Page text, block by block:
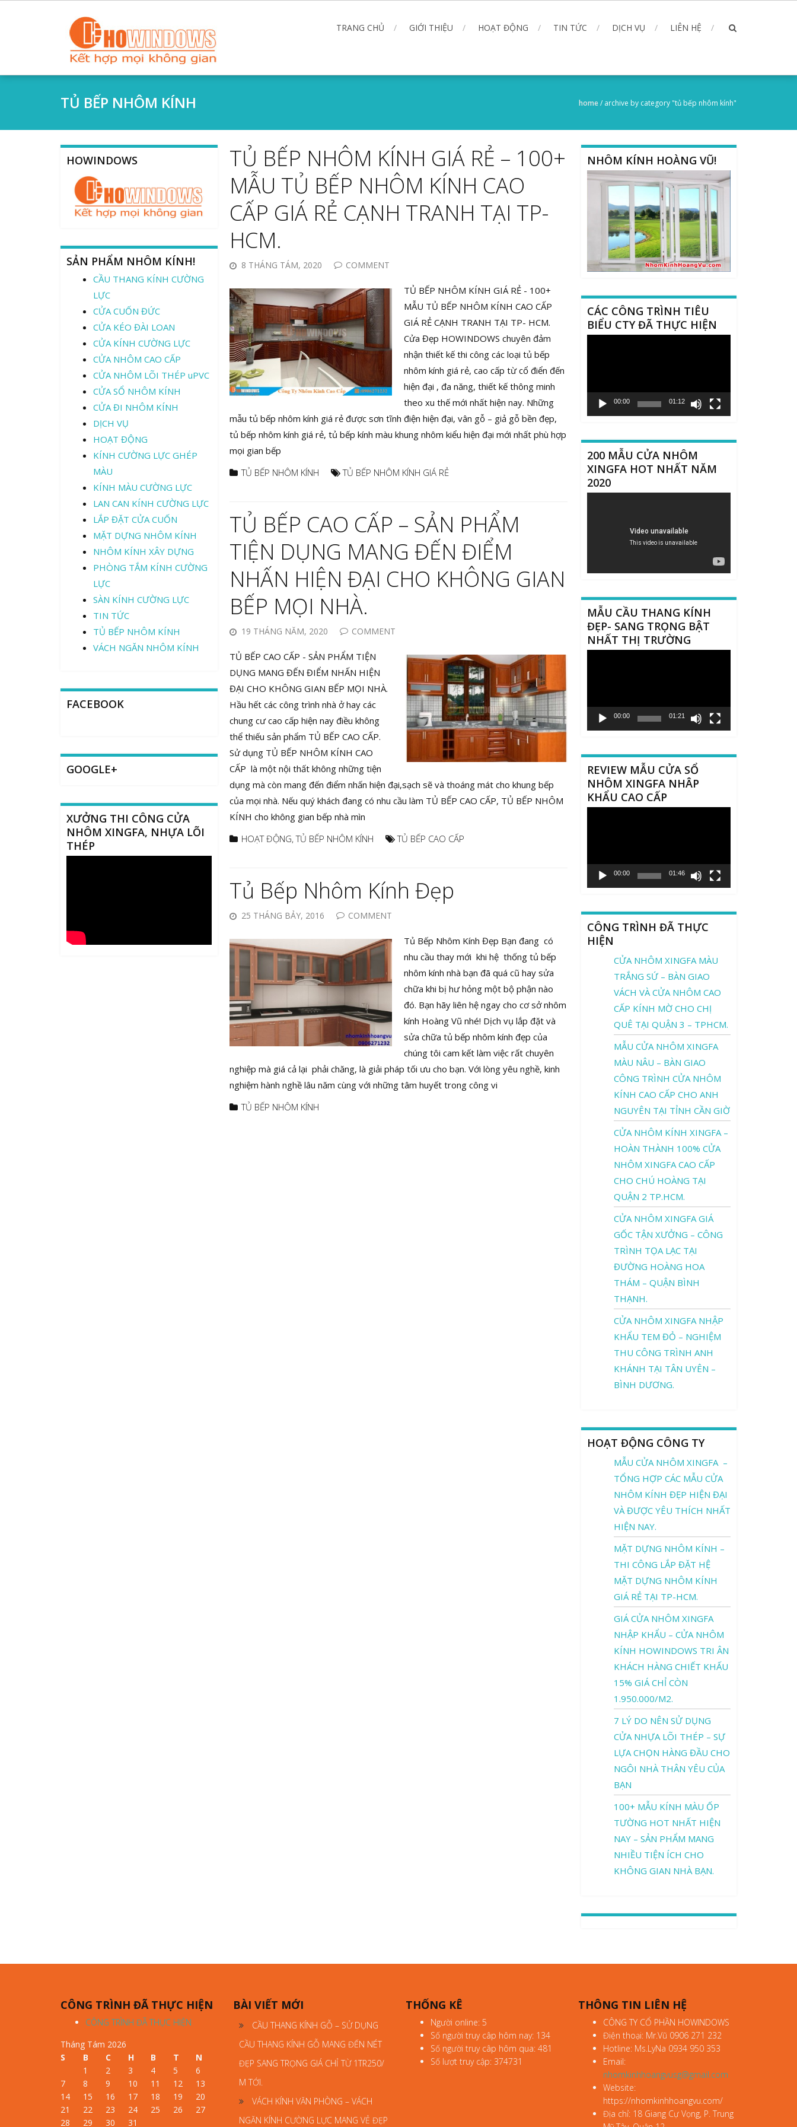
TRANG CHỦ GIỚI THIỆU HOẠT ĐỘNG TIN TỨC DỊCH VỤ LIÊN HỆ
TỦ BẾP NHÔM KÍNH home/ archive by category "tủ bếp nhôm kính"
TỦ BẾP NHÔM KÍNH GIÁ RẺ – 100+
MẪU TỦ BẾP NHÔM KÍNH CAO
CẤP GIÁ RẺ CẠNH TRANH TẠI TP-
HCM.
8 THÁNG TÁM, 2020 COMMENT
TỦ BẾP NHÔM KÍNH GIÁ RẺ - 100+
MẪU TỦ BẾP NHÔM KÍNH CAO CẤP
GIÁ RẺ CẠNH TRANH TẠI TP- HCM.
Cửa Đẹp HOWINDOWS chuyên đảm
nhận thiết kế thi công các loại tủ bếp
nhôm kính giá rẻ, cao cấp từ cổ điển đến
hiện đại , đa năng, thiết kế thông minh
theo xu thế mới nhất hiện nay. Những
mẫu tủ bếp nhôm kính giá rẻ được sơn tĩnh điện hiện đại, vân gỗ – giả gỗ bền đẹp,
tủ bếp nhôm kính giá rẻ, tủ bếp kính màu khung nhôm kiểu hiện đại mới nhất phù hợp
mọi gian bếp
TỦ BẾP NHÔM KÍNH
TỦ BẾP NHÔM KÍNH GIÁ RẺ
TỦ BẾP CAO CẤP – SẢN PHẨM
TIỆN DỤNG MANG ĐẾN ĐIỂM
NHẤN HIỆN ĐẠI CHO KHÔNG GIAN
BẾP MỌI NHÀ.
19 THÁNG NĂM, 2020 COMMENT
TỦ BẾP CAO CẤP - SẢN PHẨM TIỆN
DỤNG MANG ĐẾN ĐIỂM NHẤN HIỆN
ĐẠI CHO KHÔNG GIAN BẾP MỌI NHÀ.
Hầu hết các công trình nhà ở hay các
chung cư cao cấp hiện nay điều không
thể thiếu sản phẩm TỦ BẾP CAO CẤP.
Sử dụng TỦ BẾP NHÔM KÍNH CAO
CẤP là một nội thất không những tiện
dụng mà còn mang đến điểm nhấn hiện đại,sạch sẽ và thoáng mát cho khung bếp
của mọi nhà. Nếu quý khách đang có nhu cầu làm TỦ BẾP CAO CẤP, TỦ BẾP NHÔM
KÍNH cho không gian bếp nhà mìn
HOẠT ĐỘNG,TỦ BẾP NHÔM KÍNH TỦ BẾP CAO CẤP
Tủ Bếp Nhôm Kính Đẹp
25 THÁNG BẢY, 2016 COMMENT
Tủ Bếp Nhôm Kính Đẹp Bạn đang có
nhu cầu thay mới khi hệ thống tủ bếp
nhôm kính nhà bạn đã quá cũ hay sửa
chữa khi bị hư hỏng một bộ phận nào
đó. Bạn hãy liên hệ ngay cho cơ sở nhôm
kính Hoàng Vũ nhé! Dịch vụ lắp đặt và
sửa chữa tủ bếp nhôm kính đẹp của
chúng tôi cam kết làm việc rất chuyên
nghiệp mà giá cả lại phải chăng, là giải pháp tối ưu cho bạn. Với lòng yêu nghề, kinh
nghiệm hành nghề lâu năm cùng với những tâm huyết trong công vi
TỦ BẾP NHÔM KÍNH
HOWINDOWS
SẢN PHẨM NHÔM KÍNH!
CẦU THANG KÍNH CƯỜNG
LỰC
CỬA CUỐN ĐỨC
CỬA KÉO ĐÀI LOAN
CỬA KÍNH CƯỜNG LỰC
CỬA NHÔM CAO CẤP
CỬA NHÔM LÕI THÉP uPVC
CỬA SỔ NHÔM KÍNH
CỬA ĐI NHÔM KÍNH
DỊCH VỤ
HOẠT ĐỘNG
KÍNH CƯỜNG LỰC GHÉP
MÀU
KÍNH MÀU CƯỜNG LỰC
LAN CAN KÍNH CƯỜNG LỰC
LẮP ĐẶT CỬA CUỐN
MẶT DỰNG NHÔM KÍNH
NHÔM KÍNH XÂY DỰNG
PHÒNG TẮM KÍNH CƯỜNG
LỰC
SÀN KÍNH CƯỜNG LỰC
TIN TỨC
TỦ BẾP NHÔM KÍNH
VÁCH NGĂN NHÔM KÍNH
FACEBOOK
GOOGLE+
XƯỞNG THI CÔNG CỬA
NHÔM XINGFA, NHỰA LÕI
THÉP
NHÔM KÍNH HOÀNG VŨ!
CÁC CÔNG TRÌNH TIÊU
BIỂU CTY ĐÃ THỰC HIỆN
00:00 01:12
200 MẪU CỬA NHÔM
XINGFA HOT NHẤT NĂM
2020
MẪU CẦU THANG KÍNH
ĐẸP- SANG TRỌNG BẬT
NHẤT THỊ TRƯỜNG
00:00 01:21
REVIEW MẪU CỬA SỔ
NHÔM XINGFA NHÂP
KHẨU CAO CẤP
00:00 01:46
CÔNG TRÌNH ĐÃ THỰC
HIỆN
CỬA NHÔM XINGFA MÀU
TRẮNG SỨ – BÀN GIAO
VÁCH VÀ CỬA NHÔM CAO
CẤP KÍNH MỜ CHO CHỊ
QUÊ TẠI QUẬN 3 – TPHCM.
MẪU CỬA NHÔM XINGFA
MÀU NÂU – BÀN GIAO
CÔNG TRÌNH CỬA NHÔM
KÍNH CAO CẤP CHO ANH
NGUYÊN TẠI TỈNH CẦN GIỜ
CỬA NHÔM KÍNH XINGFA –
HOÀN THÀNH 100% CỬA
NHÔM XINGFA CAO CẤP
CHO CHÚ HOÀNG TẠI
QUẬN 2 TP.HCM.
CỬA NHÔM XINGFA GIÁ
GỐC TẬN XƯỞNG – CÔNG
TRÌNH TỌA LẠC TẠI
ĐƯỜNG HOÀNG HOA
THÁM – QUẬN BÌNH
THẠNH.
CỬA NHÔM XINGFA NHẬP
KHẨU TEM ĐỎ – NGHIỆM
THU CÔNG TRÌNH ANH
KHÁNH TẠI TÂN UYÊN –
BÌNH DƯƠNG.
HOẠT ĐỘNG CÔNG TY
MẪU CỬA NHÔM XINGFA –
TỔNG HỢP CÁC MẪU CỬA
NHÔM KÍNH ĐẸP HIỆN ĐẠI
VÀ ĐƯỢC YÊU THÍCH NHẤT
HIỆN NAY.
MẶT DỰNG NHÔM KÍNH –
THI CÔNG LẮP ĐẶT HỆ
MẶT DỰNG NHÔM KÍNH
GIÁ RẺ TẠI TP-HCM.
GIÁ CỬA NHÔM XINGFA
NHẬP KHẨU – CỬA NHÔM
KÍNH HOWINDOWS TRI ÂN
KHÁCH HÀNG CHIẾT KHẤU
15% GIÁ CHỈ CÒN
1.950.000/M2.
7 LÝ DO NÊN SỬ DỤNG
CỬA NHỰA LÕI THÉP – SỰ
LỰA CHỌN HÀNG ĐẦU CHO
NGÔI NHÀ THÂN YÊU CỦA
BẠN
100+ MẪU KÍNH MÀU ỐP
TƯỜNG HOT NHẤT HIỆN
NAY – SẢN PHẨM MANG
NHIỀU TIỆN ÍCH CHO
KHÔNG GIAN NHÀ BẠN.
CÔNG TRÌNH ĐÃ THỰC HIỆN
CÔNG TRÌNH ĐÃ THỰC HIỆN
Tháng Tám 2026
S
B C H B T
N
1
2 3 4 5
6
7
8 9 10 11 12
13
14
15 16 17 18 19
20
21
22 23 24 25 26
27
28
29 30 31
BÀI VIẾT MỚI
CẦU THANG KÍNH GỖ – SỬ DỤNG
CẦU THANG KÍNH GỖ MANG ĐẾN NÉT
ĐẸP SANG TRỌNG GIÁ CHỈ TỪ 1TR250/
M TỚI.
VÁCH KÍNH VĂN PHÒNG – VÁCH
NGĂN KÍNH CƯỜNG LỰC MANG VẺ ĐẸP
THỐNG KÊ
Người online: 5
Số người truy câp hôm nay: 134
Số người truy câp hôm qua: 481
Số lượt truy cập: 374731
THÔNG TIN LIÊN HỆ
CÔNG TY CỔ PHẦN HOWINDOWS
Điện thoại: Mr.Vũ 0906 271 232
Hotline: Ms.LyNa 0934 950 353
Email:
nhomkinhhoangvusg@gmail.com
Website:
https://nhomkinhhoangvu.com/
Địa chỉ: 18 Giang Cự Vọng, P. Trung